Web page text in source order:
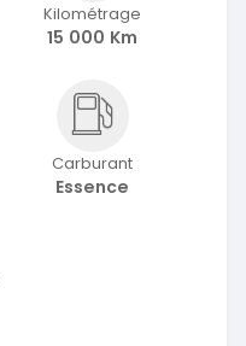
Kilométrage
15 000 Km
Carburant
Essence